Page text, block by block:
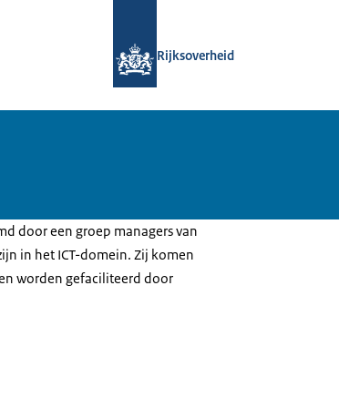
Rijksoverheid
door een groep managers van
in het ICT-domein. Zij komen
worden gefaciliteerd door